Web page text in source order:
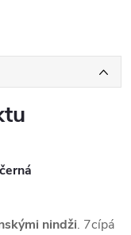
nindži. 7cípá